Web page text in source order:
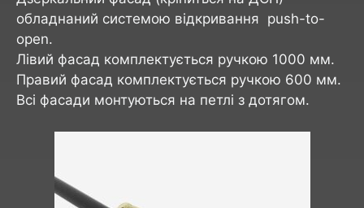
обладнаний системою відкривання push-to-
open.
Лівий фасад комплектується ручкою 1000 мм.
Правий фасад комплектується ручкою 600 мм.
Всі фасади монтуються на петлі з дотягом.